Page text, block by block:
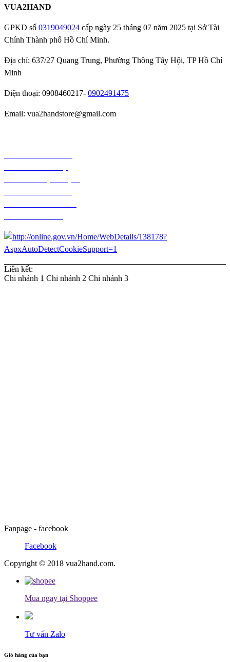
VUA2HAND
GPKD số 0319049024 cấp ngày 25 tháng 07 năm 2025 tại Sở Tài
Chính Thành phố Hồ Chí Minh.
Địa chỉ: 637/27 Quang Trung, Phường Thông Tây Hội, TP Hồ Chí
Minh
Điện thoại: 0908460217- 0902491475
Email: vua2handstore@gmail.com
Liên kết:
Chi nhánh 1 Chi nhánh 2 Chi nhánh 3
Fanpage - facebook
Facebook
Copyright © 2018 vua2hand.com.
Mua ngay tại Shoppee
Tư vấn Zalo
Giỏ hàng của bạn